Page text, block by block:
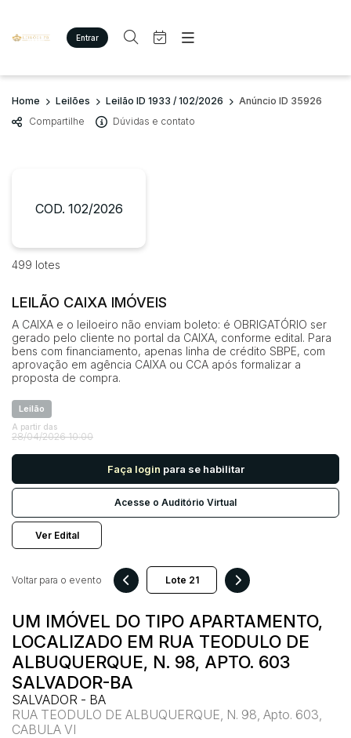
Entrar
Criar conta Entrar
Site
Agenda
Quem Somos
Imóveis
Veículos
Carros
Utilitário
Busca por palavra-chave
Bairro
Judiciais Extrajudiciais
Faixa de valor
R$ até R$
Quem Somos
Home Leilões Leilão ID 1933 / 102/2026
Anúncio ID 35926
Compartilhe
Dúvidas e contato
COD. 102/2026
499 lotes
LEILÃO CAIXA IMÓVEIS
A CAIXA e o leiloeiro não enviam boleto: é OBRIGATÓRIO ser
gerado pelo cliente no portal da CAIXA, conforme edital. Para
bens com financiamento, apenas linha de crédito SBPE, com
aprovação em agência CAIXA ou CCA após formalizar a
proposta de compra.
Leilão
A partir das
28/04/2026 10:00
Faça login para se habilitar
Acesse o Auditório Virtual
Ver Edital
UM IMÓVEL DO TIPO APARTAMENTO,
LOCALIZADO EM RUA TEODULO DE
ALBUQUERQUE, N. 98, APTO. 603
SALVADOR-BA
SALVADOR - BA
RUA TEODULO DE ALBUQUERQUE, N. 98, Apto. 603,
CABULA VI
Voltar para o evento